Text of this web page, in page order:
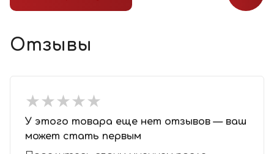
Отзывы
★★★★★
★★★★★
У этого товара еще нет отзывов — ваш
может стать первым